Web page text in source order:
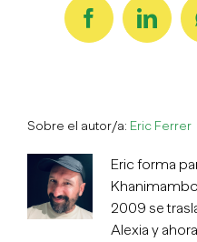
Facebook
Sobre el autor/a: Eric Ferrer
Eric forma
2009 se
Alexia y